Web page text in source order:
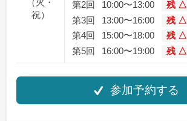
（火・
祝）
第2回
10:00〜13:00
残 △
第3回
13:00〜16:00
残 △
第4回
15:00〜18:00
残 △
第5回
16:00〜19:00 残 △
参加予約する